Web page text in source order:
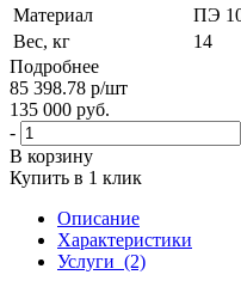
Материал
ПЭ
Вес, кг
14
Подробнее
85 398.78 р/шт
135 000 руб.
-
В корзину
Купить в 1 клик
Описание
Характеристики
Услуги (2)